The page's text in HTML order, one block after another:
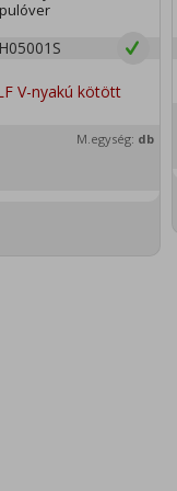
pulóver
M.egység: db